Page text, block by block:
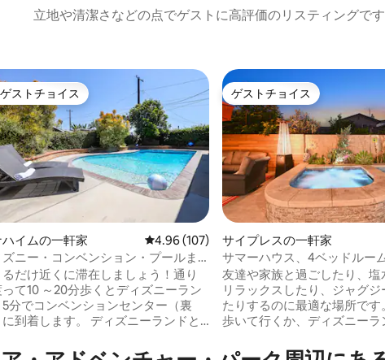
立地や清潔さなどの点でゲストに高評価のリスティングです
星中4.89つ星の平均評価
評のゲストチョイスです。
ゲストチョイス
ハイムの一軒家 レビュー107件、5つ星中4.96つ星の平均評
4.96 (107)
ズニー・コンベンション・プールま
15分〜ファイヤーピット〜ゲームル
るだけ近くに滞在しましょう！通り
って10 ～20分歩くとディズニーラン
5分でコンベンションセンター（裏
します。 ディズニーランドと
からわずか数歩の、あなた自身の気
ゲストチョイス
ゲストチョイス
サイプレスの一軒家
サマーハウス、4ベッドルー
ディズニーランド、ノッツ
友達や家族と過ごしたり、塩
リラックスしたり、ジャグジ
たりするのに最適な場所です
歩いて行くか、ディズニーラ
ーチで1日を過ごしたり、サ